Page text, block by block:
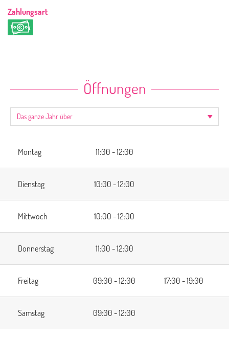
Zahlungsart
Öffnungen
Montag 11:00 - 12:00
Dienstag 10:00 - 12:00
Mittwoch 10:00 - 12:00
Donnerstag 11:00 - 12:00
Freitag 09:00 - 12:00 17:00 - 19:00
Samstag 09:00 - 12:00